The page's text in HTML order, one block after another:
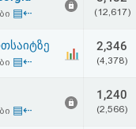
▤⇠ (12,617)
▤⇠
2,346
(4,378)
▤⇠
1,240
(2,566)